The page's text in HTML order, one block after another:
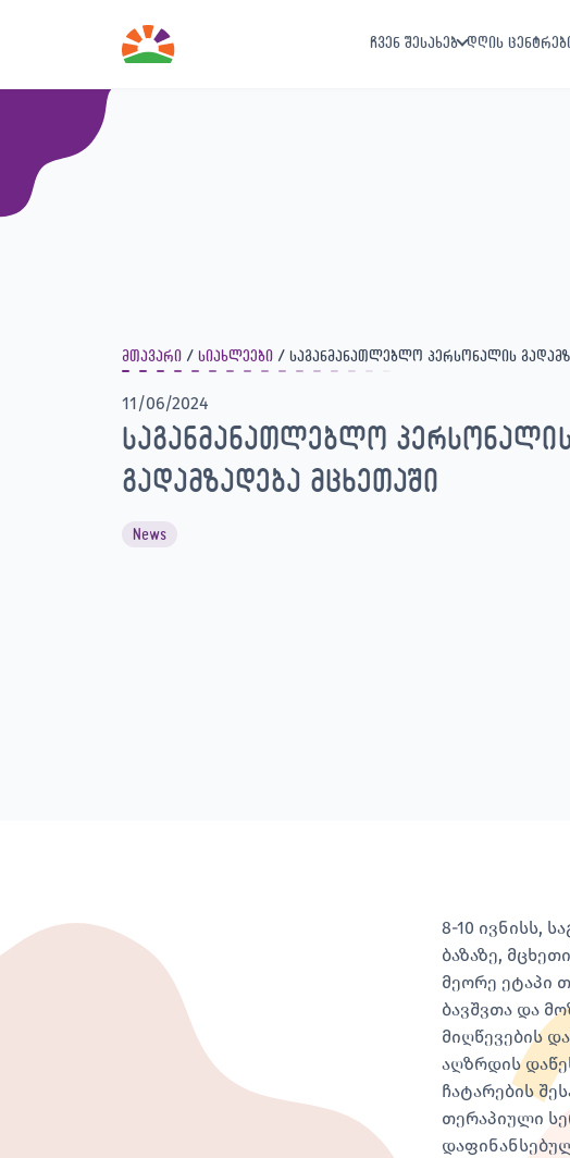
ჩვენ შესახებ დღის
მთავარი სიახლეები საგანმანათლებლო პერსონალის
11/06/2024
საგანმანათლებლო
გადამზადება მცხეთაში
News
8-10 ივნისს,
ბაზაზე,
მეორე ეტაპი
ბავშვთა და
მიღწევების
აღზრდის
ჩატარების
თერაპიული